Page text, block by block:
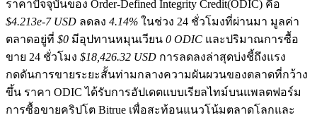
ฟิวเจอร์ส COIN-M
ราคาปัจจุบันของ Order-Defined Integrity Credit(ODIC) คือ
$4.213e-7 USD ลดลง 4.14% ในช่วง 24 ชั่วโมงที่ผ่านมา มูลค่า
ตลาดอยู่ที่ $0 มีอุปทานหมุนเวียน 0 ODIC และปริมาณการซื้อ
ขาย 24 ชั่วโมง $18,426.32 USD การลดลงล่าสุดบ่งชี้ถึงแรง
กดดันการขายระยะสั้นท่ามกลางความผันผวนของตลาดที่กว้าง
ขึ้น ราคา ODIC ได้รับการอัปเดตแบบเรียลไทม์บนแพลตฟอร์ม
การซื้อขายคริปโต Bitrue เพื่อสะท้อนแนวโน้มตลาดโลกและ